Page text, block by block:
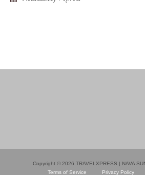
Copyright © 2026 TRAVELXPRESS | NAVA
Terms of Service
Privacy Policy